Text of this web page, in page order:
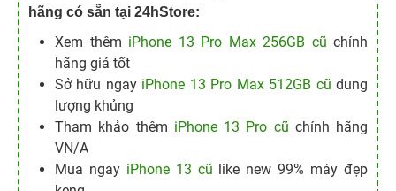
hãng có sẵn tại 24hStore:
Xem thêm iPhone 13 Pro Max 256GB cũ chính
hãng giá tốt
Sở hữu ngay iPhone 13 Pro Max 512GB cũ dung
lượng khủng
Tham khảo thêm iPhone 13 Pro cũ chính hãng
VN/A
Mua ngay iPhone 13 cũ like new 99% máy đẹp